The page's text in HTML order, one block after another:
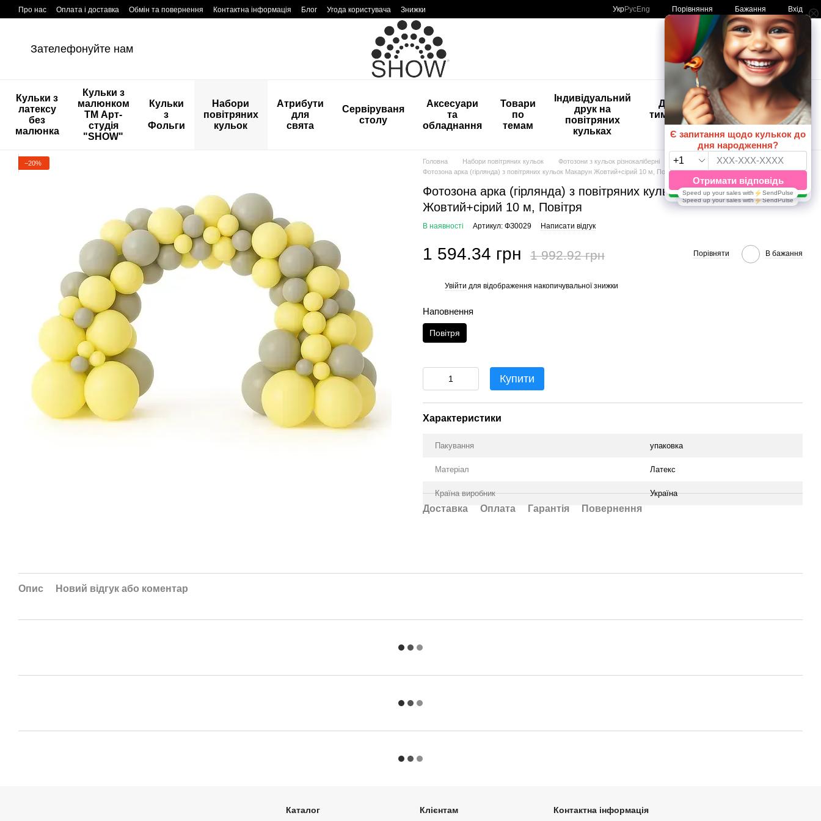
Перейти к основному контенту
Про нас Оплата і доставка Обмін та повернення Контактна інформація Блог Угода користувача Знижки УкрРусEng Порівняння Бажання Вхід
Зателефонуйте нам Мій кошик
Кульки з
латексу
без
малюнка
Кульки з
малюнком
ТМ Арт-
студія
"SHOW"
Кульки
з
Фольги
Набори
повітряних
кульок
Атрибути
для
свята
Сервіруваня
столу
Аксесуари
та
обладнання
Товари
по
темам
Індивідуальний
друк на
повітряних
кульках
Дитяче
тимчасове
тату
🚨🚨🚨
Розпродаж
Кульки з
друком😀
🎈
−20% Головна Набори повітряних кульок Фотозони з кульок різнокаліберні
Багатокольорові 10м
Фотозона арка (гірлянда) з повітряних кульок Макарун Жовтий+сірий 10 м, Повітря
Фотозона арка (гірлянда) з повітряних кульок Макарун
Жовтий+сірий 10 м, Повітря
В наявності Артикул: ФЗ0029 Написати відгук
1 594.34 грн 1 992.92 грн Порівняти В бажання
Увійти для відображення накопичувальної знижки
Наповнення
Повітря
Купити
Характеристики
Пакування упаковка
Матеріал Латекс
Країна виробник Україна
Доставка Оплата Гарантія Повернення
Опис Новий відгук або коментар
Каталог Клієнтам Контактна інформація